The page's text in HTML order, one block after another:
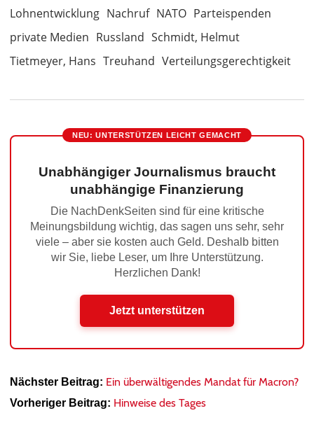
Lohnentwicklung Nachruf NATO Parteispenden
private Medien Russland Schmidt, Helmut
Tietmeyer, Hans Treuhand Verteilungsgerechtigkeit
NEU: UNTERSTÜTZEN LEICHT GEMACHT
Unabhängiger Journalismus braucht
unabhängige Finanzierung
Die NachDenkSeiten sind für eine kritische
Meinungsbildung wichtig, das sagen uns sehr, sehr
viele – aber sie kosten auch Geld. Deshalb bitten
wir Sie, liebe Leser, um Ihre Unterstützung.
Herzlichen Dank!
Jetzt unterstützen
Nächster Beitrag: Ein überwältigendes Mandat für Macron?
Vorheriger Beitrag: Hinweise des Tages